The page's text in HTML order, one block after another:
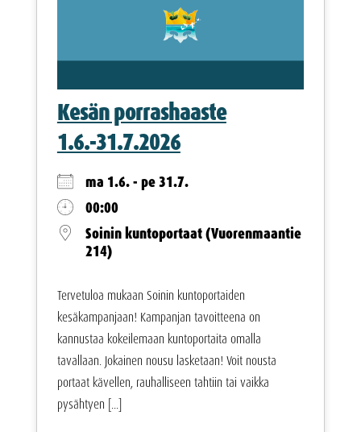
Kesän porrashaaste
1.6.-31.7.2026
ma 1.6. - pe 31.7.
00:00
Soinin kuntoportaat (Vuorenmaantie
214)
Tervetuloa mukaan Soinin kuntoportaiden
kesäkampanjaan! Kampanjan tavoitteena on
kannustaa kokeilemaan kuntoportaita omalla
tavallaan. Jokainen nousu lasketaan! Voit nousta
portaat kävellen, rauhalliseen tahtiin tai vaikka
pysähtyen [...]